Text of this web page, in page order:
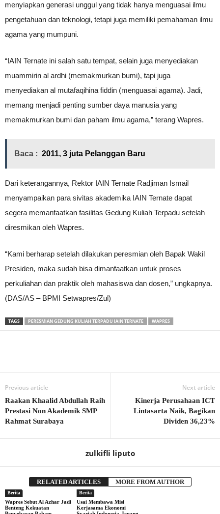
menyiapkan generasi unggul yang tidak hanya menguasai ilmu
pengetahuan dan teknologi, tetapi juga memiliki pemahaman ilmu
agama yang mumpuni.
“IAIN Ternate ini salah satu tempat, selain juga menyediakan
muammirin al ardhi (memakmurkan bumi), tapi juga
menyediakan al mutafaqihina fiddin (menguasai agama). Jadi,
memang menjadi penting sumber daya manusia yang
memakmurkan bumi dan paham ilmu agama,” terang Wapres.
Baca : 2011, 3 juta Pelanggan Baru
Dari keterangannya, Rektor IAIN Ternate Radjiman Ismail
menyampaikan para sivitas akademika IAIN Ternate dapat
segera memanfaatkan fasilitas Gedung Kuliah Terpadu setelah
diresmikan oleh Wapres.
“Kami berharap setelah dilakukan peresmian oleh Bapak Wakil
Presiden, maka sudah bisa dimanfaatkan untuk proses
perkuliahan dan praktik oleh mahasiswa dan dosen,” ungkapnya.
(DAS/AS – BPMI Setwapres/Zul)
TAGS PERESMIAN GEDUNG KULIAH TERPADU IAIN TERNATE WAPRES
Previous article
Raakan Khaalid Abdullah Raih
Prestasi Non Akademik SMP
Rahmat Surabaya
Next article
Kinerja Perusahaan ICT
Lintasarta Naik, Bagikan
Dividen 36,23%
zulkifli liputo
RELATED ARTICLES MORE FROM AUTHOR
Berita
Wapres Sebut Al Azhar Jadi
Benteng Kekuatan
Berita
Usai Membawa Misi
Kerjasama Ekonomi